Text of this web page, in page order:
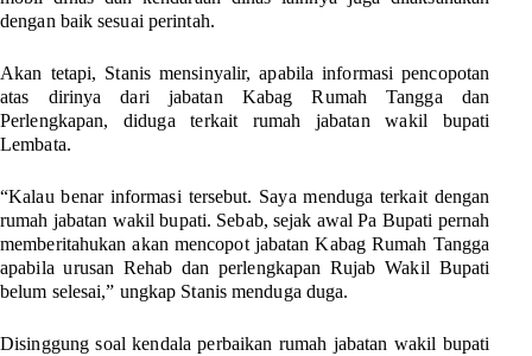
dengan baik sesuai perintah.
Akan tetapi, Stanis mensinyalir, apabila informasi pencopotan
atas dirinya dari jabatan Kabag Rumah Tangga dan
Perlengkapan, diduga terkait rumah jabatan wakil bupati
Lembata.
“Kalau benar informasi tersebut. Saya menduga terkait dengan
rumah jabatan wakil bupati. Sebab, sejak awal Pa Bupati pernah
memberitahukan akan mencopot jabatan Kabag Rumah Tangga
apabila urusan Rehab dan perlengkapan Rujab Wakil Bupati
belum selesai,” ungkap Stanis menduga duga.
Disinggung soal kendala perbaikan rumah jabatan wakil bupati